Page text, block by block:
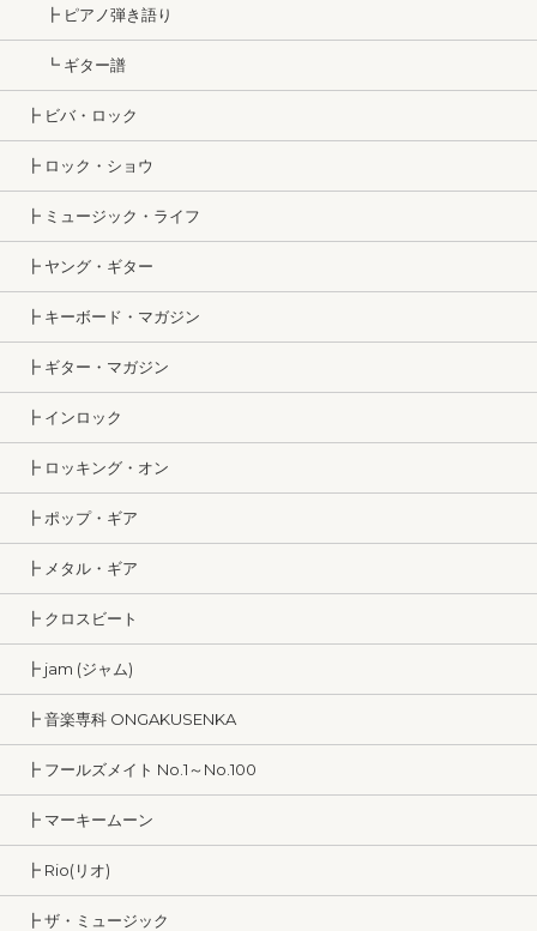
┣ ピアノ弾き語り
┗ ギター譜
┣ ビバ・ロック
┣ ロック・ショウ
┣ ミュージック・ライフ
┣ ヤング・ギター
┣ キーボード・マガジン
┣ ギター・マガジン
┣ インロック
┣ ロッキング・オン
┣ ポップ・ギア
┣ メタル・ギア
┣ クロスビート
┣ jam (ジャム)
┣ 音楽専科 ONGAKUSENKA
┣ フールズメイト No.1～No.100
┣ マーキームーン
┣ Rio(リオ)
┣ ザ・ミュージック